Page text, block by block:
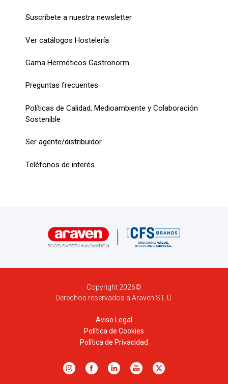
Suscríbete a nuestra newsletter
Ver catálogos Hostelería
Gama Herméticos Gastronorm
Preguntas frecuentes
Políticas de Calidad, Medioambiente y Colaboración
Sostenible
Ser agente/distribuidor
Teléfonos de interés
Copyright 2026©
Derechos reservados a Araven S.L.U.
Aviso Legal
Política de Cookies
Política de Privacidad